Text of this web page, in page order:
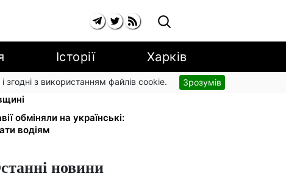
Історії Харків
і згодні з використанням файлів cookie. Зрозумів
поза законом: Лубінець вимагає
обміняли на українські:
водіям
новини